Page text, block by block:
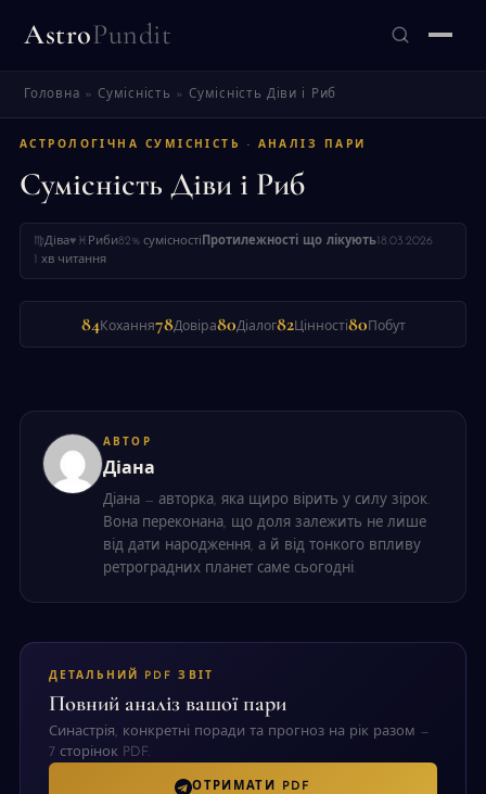
AstroPundit
Головна »Сумісність »Сумісність Діви і Риб
АСТРОЛОГІЧНА СУМІСНІСТЬ · АНАЛІЗ ПАРИ
Сумісність Діви і Риб
♍Діва♥ ♓ Риби82% сумісності Протилежності що лікують18.03.2026
1 хв читання
84Кохання78Довіра80Діалог82Цінності80 Побут
АВТОР
Діана
Діана — авторка, яка щиро вірить у силу зірок.
Вона переконана, що доля залежить не лише
від дати народження, а й від тонкого впливу
ретроградних планет саме сьогодні.
ДЕТАЛЬНИЙ PDF ЗВІТ
Повний аналіз вашої пари
Синастрія, конкретні поради та прогноз на рік разом —
7 сторінок PDF.
ОТРИМАТИ PDF